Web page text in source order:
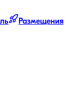
Размещения